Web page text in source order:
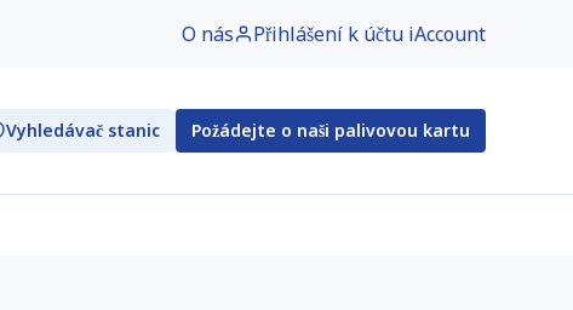
O nás Přihlášení k účtu iAccount
Vyhledávač stanic Požádejte o naši palivovou kartu